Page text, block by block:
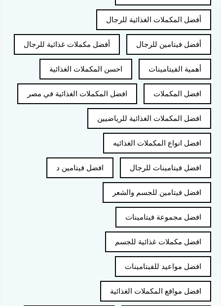
أفضل المكملات الغذائية للرجال
أفضل فيتامين للرجال أفضل مكملات غذائية للرجال
أهمية الفيتامينات احسن المكملات الغذائية
افضل المكملات افضل المكملات الغذائية في مصر
افضل المكملات الغذائية للرياضيين
افضل انواع المكملات الغذائيه
افضل فيتامينات للرجال افضل فيتامين د
افضل فيتامين للجسم والشعر
افضل مجموعة فيتامينات
افضل مكملات غذائية للجسم
افضل مواعيد للفيتامينات
افضل مواقع المكملات الغذائية